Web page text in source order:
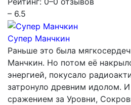
– 6.5
Супер Манчкин
Раньше это была
Манчкин. Но потом её
энергией, покусало
затронуло древним идолом. И
сражением за Уровни,